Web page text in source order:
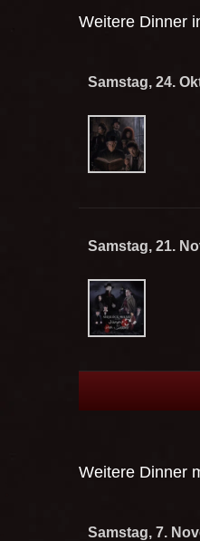
Weitere Dinner
Samstag, 24.
Samstag, 21.
Weitere Dinner
Samstag, 7.